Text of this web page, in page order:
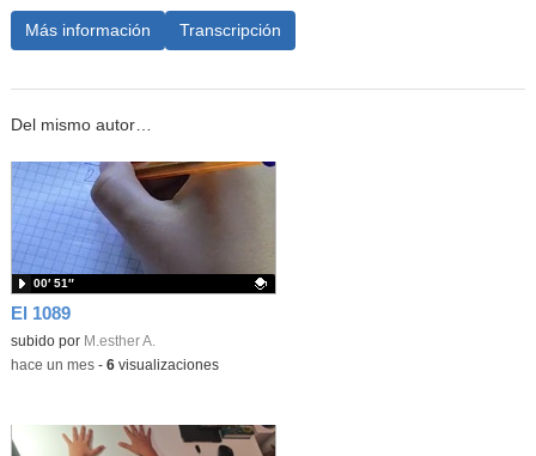
Más información Transcripción
Del mismo autor…
El 1089
Contenido educativo.
subido por M.esther A.
00′ 51″
-hace un mes- 6visualizaciones